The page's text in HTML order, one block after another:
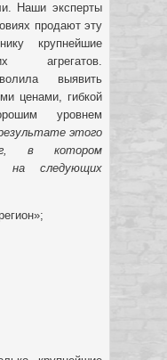
Наши эксперты
продают эту
крупнейшие
агрегатов.
выявить
ценами, гибкой
уровнем
этого
в котором
на следующих